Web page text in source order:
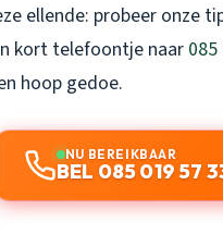
ellende: probeer onze
kort telefoontje naar 085
hoop gedoe.
NU BEREIKBAAR
BEL 085 019 57